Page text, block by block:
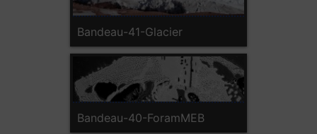
Bandeau-41-Glacier
Bandeau-40-ForamMEB